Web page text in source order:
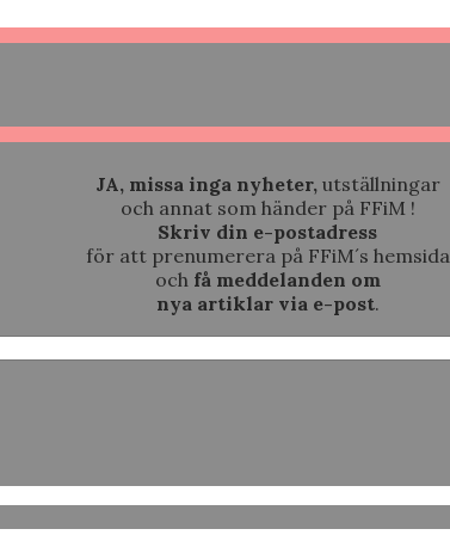
JA, missa inga nyheter, utställningar
och annat som händer på FFiM !
Skriv din e-postadress
för att prenumerera på FFiM´s hemsida
och få meddelanden om
nya artiklar via e-post.